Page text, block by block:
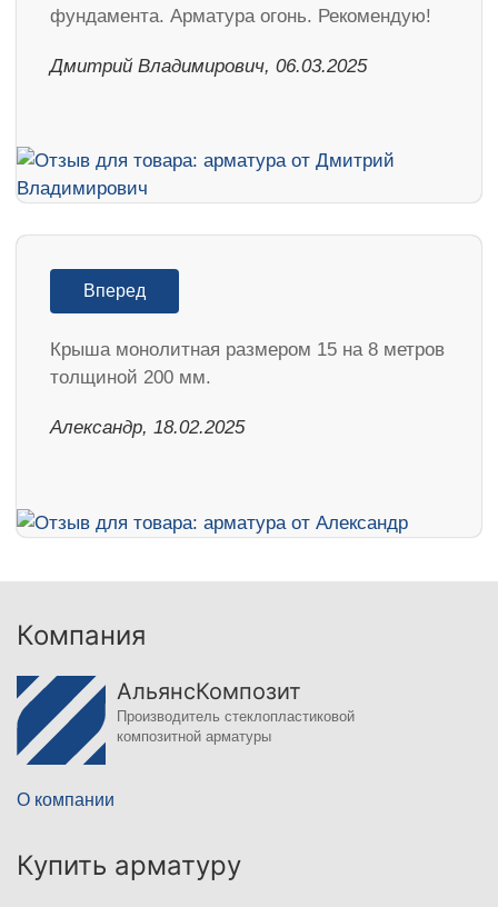
фундамента. Арматура огонь. Рекомендую!
Дмитрий Владимирович, 06.03.2025
Вперед
Крыша монолитная размером 15 на 8 метров
толщиной 200 мм.
Александр, 18.02.2025
Компания
АльянсКомпозит
Производитель стеклопластиковой
композитной арматуры
О компании
Купить арматуру